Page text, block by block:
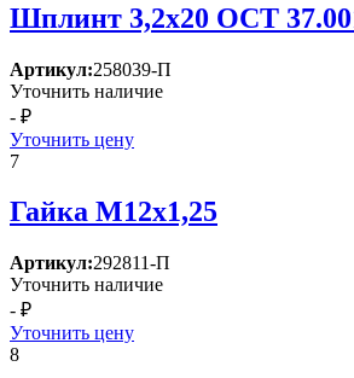
Шплинт 3,2х20 ОСТ
Артикул:258039-П
Уточнить наличие
- ₽
Уточнить цену
7
Гайка М12х1,25
Артикул:292811-П
Уточнить наличие
- ₽
Уточнить цену
8